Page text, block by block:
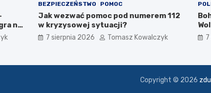
na
BEZPIECZEŃSTWO POMOC
Jak wezwać pomoc pod numerem 112
w kryzysowej sytuacji?
7 sierpnia 2026 Tomasz Kowalczyk
Copyright © 2026